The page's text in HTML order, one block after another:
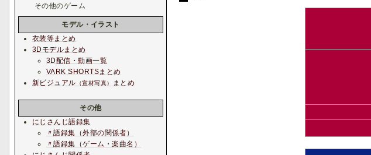
その他のゲーム
モデル・イラスト
衣装等まとめ
3Dモデルまとめ
3D配信・動画一覧
VARK SHORTSまとめ
新ビジュアル （宣材写真） まとめ
その他
にじさんじ語録集
〃語録集（外部の関係者）
〃語録集（ゲーム・楽曲名）